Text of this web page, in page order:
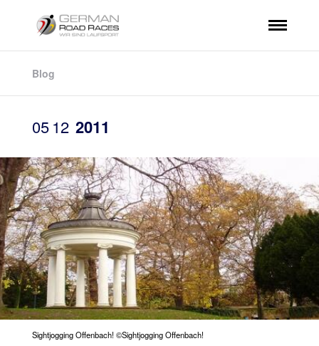
Blog
05 12 2011
Sightjogging Offenbach! ©Sightjogging Offenbach!